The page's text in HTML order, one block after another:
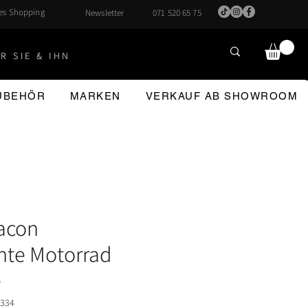
Shopping Newsletter 071 520 65 75
SIE & IHN
MARKEN VERKAUF AB SHOWROOM
Motorrad